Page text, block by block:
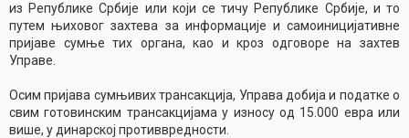
из Републике Србије или који се тичу Републике Србије, и то
путем њиховог захтева за информације и самоиницијативне
пријаве сумње тих органа, као и кроз одговоре на захтев
Управе.
Осим пријава сумњивих трансакција, Управа добија и податке о
свим готовинским трансакцијама у износу од 15.000 евра или
више, у динарској противвредности.